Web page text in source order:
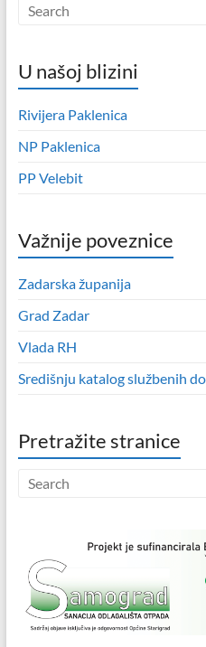
U našoj blizini
Rivijera Paklenica
NP Paklenica
PP Velebit
Važnije poveznice
Zadarska županija
Grad Zadar
Vlada RH
Središnju katalog službenih
Pretražite stranice